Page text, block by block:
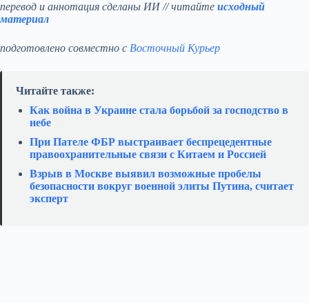
перевод и аннотация сделаны ИИ // читайте исходный
материал
подготовлено совместно с Восточный Курьер
Читайте также:
Как война в Украине стала борьбой за господство в
небе
При Пателе ФБР выстраивает беспрецедентные
правоохранительные связи с Китаем и Россией
Взрыв в Москве выявил возможные пробелы
безопасности вокруг военной элиты Путина, считает
эксперт